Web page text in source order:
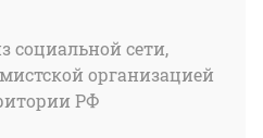
социальной сети,
организацией
РФ